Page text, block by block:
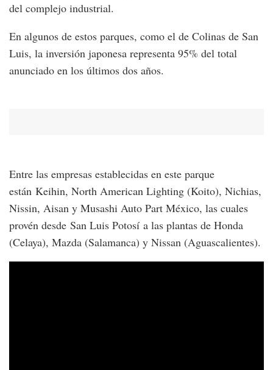
del complejo industrial.
En algunos de estos parques, como el de Colinas de San
Luis, la inversión japonesa representa 95% del total
anunciado en los últimos dos años.
Entre las empresas establecidas en este parque
están Keihin, North American Lighting (Koito), Nichias,
Nissin, Aisan y Musashi Auto Part México, las cuales
provén desde San Luis Potosí a las plantas de Honda
(Celaya), Mazda (Salamanca) y Nissan (Aguascalientes).